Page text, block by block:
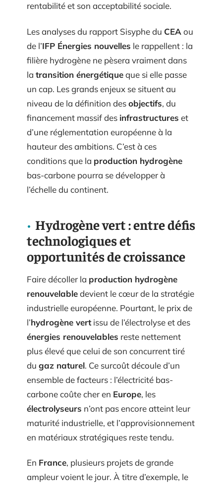
rentabilité et son acceptabilité sociale.
Les analyses du rapport Sisyphe du CEA ou
de l’IFP Énergies nouvelles le rappellent : la
filière hydrogène ne pèsera vraiment dans
la transition énergétiqueque si elle passe
un cap. Les grands enjeux se situent au
niveau de la définition desobjectifs, du
financement massif des infrastructures et
d’une réglementation européenne à la
hauteur des ambitions. C’est à ces
conditions que la production hydrogène
bas-carbone pourra se développer à
l’échelle du continent.
Hydrogène vert : entre défis
technologiques et
opportunités de croissance
Faire décoller la production hydrogène
renouvelabledevient le cœur de la stratégie
industrielle européenne. Pourtant, le prix de
l’hydrogène vertissu de l’électrolyse et des
énergies renouvelables reste nettement
plus élevé que celui de son concurrent tiré
du gaz naturel. Ce surcoût découle d’un
ensemble de facteurs : l’électricité bas-
carbone coûte cher en Europe, les
électrolyseurs n’ont pas encore atteint leur
maturité industrielle, et l’approvisionnement
en matériaux stratégiques reste tendu.
En France, plusieurs projets de grande
ampleur voient le jour. À titre d’exemple, le